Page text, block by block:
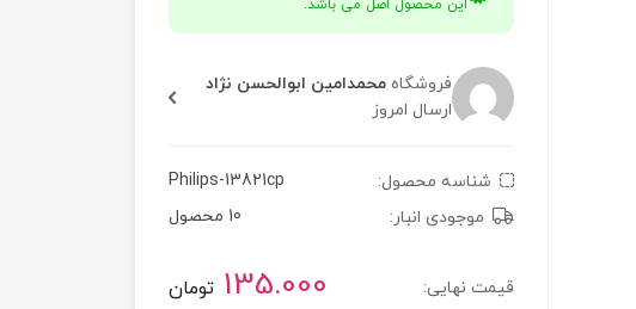
این محصول اصل می باشد.
فروشگاهمحمدامین ابوالحسن نژاد
ارسال امروز
شناسه محصول:
Philips-13821cp
موجودی انبار:
10 محصول
قیمت نهایی: تومان135.000